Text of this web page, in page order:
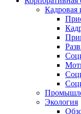
Кадровая
Экология